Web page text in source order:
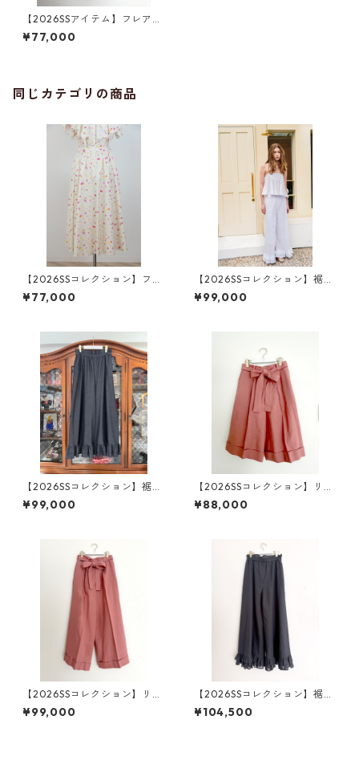
【2026SSアイテム】フレアス
カート ブルーリーブス柄
¥77,000
同じカテゴリの商品
【2026SSコレクション】フレ
アスカート ジオメトリック
柄
¥77,000
【2026SSコレクション】裾フ
リル・ダブルワイドワイドパ
ンツ 白レース（花柄）
¥99,000
【2026SSコレクション】裾フ
リル・ダブルワイドワイドパ
ンツ ソフト・デニム
¥99,000
【2026SSコレクション】リネ
ン・キュロット ピンク
¥88,000
【2026SSコレクション】リネ
ン・ワイドパンツ ピンク
¥99,000
【2026SSコレクション】裾フ
リル・ダブルワイドパンツ
ブラック（透け感）
¥104,500